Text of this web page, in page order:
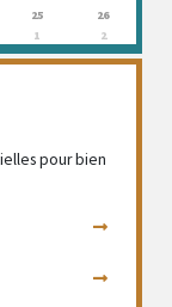
25
26
1 2
pour bien